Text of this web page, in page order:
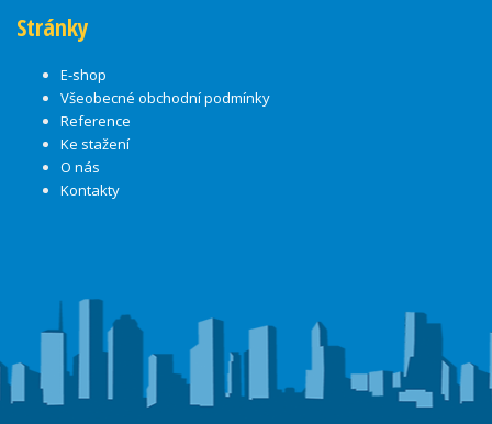
Stránky
E-shop
Všeobecné obchodní podmínky
Reference
Ke stažení
O nás
Kontakty